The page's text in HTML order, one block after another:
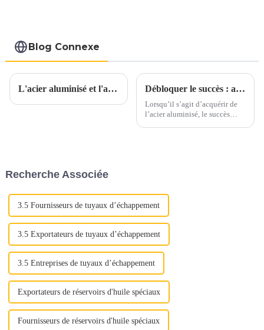
Blog Connexe
L'acier aluminisé et l'acier inoxydable aluminisé sont-ils parents ? Débloquer le succès : aspects clés de l’achat d’acier aluminisé
Lorsqu’il s’agit d’acquérir de
l’acier aluminisé, le succès
Recherche Associée
3.5 Fournisseurs de tuyaux d’échappement
3.5 Exportateurs de tuyaux d’échappement
3.5 Entreprises de tuyaux d’échappement
Exportateurs de réservoirs d'huile spéciaux
Fournisseurs de réservoirs d'huile spéciaux